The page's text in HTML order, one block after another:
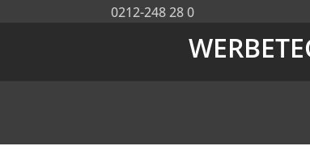
0212-248 28 0